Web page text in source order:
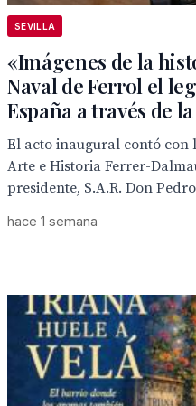
SEVILLA
«Imágenes de la
Naval de Ferrol el
España a través de
El acto inaugural contó con
Arte e Historia Ferrer-
presidente, S.A.R. Don
hace 1 semana